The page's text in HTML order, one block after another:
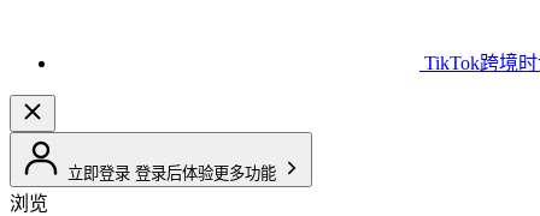
TikTok跨境
立即登录 登录后体验更多功能
浏览